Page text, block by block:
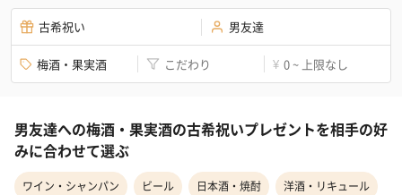
古希祝い 男友達
梅酒・果実酒 こだわり ¥ 0 ~ 上限なし
男友達への梅酒・果実酒の古希祝いプレゼントを相手の好
みに合わせて選ぶ
ワイン・シャンパン ビール 日本酒・焼酎 洋酒・リキュール